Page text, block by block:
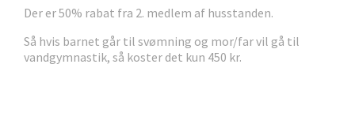
Der er 50% rabat fra 2. medlem af husstanden.
Så hvis barnet går til svømning og mor/far vil gå til
vandgymnastik, så koster det kun 450 kr.